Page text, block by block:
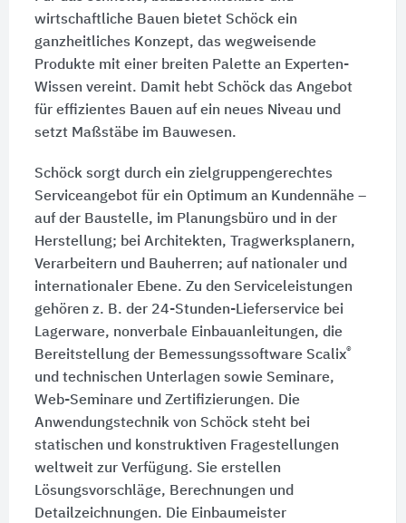
wirtschaftliche Bauen bietet Schöck ein
ganzheitliches Konzept, das wegweisende
Produkte mit einer breiten Palette an Experten-
Wissen vereint. Damit hebt Schöck das Angebot
für effizientes Bauen auf ein neues Niveau und
setzt Maßstäbe im Bauwesen.
Schöck sorgt durch ein zielgruppengerechtes
Serviceangebot für ein Optimum an Kundennähe –
auf der Baustelle, im Planungsbüro und in der
Herstellung; bei Architekten, Tragwerksplanern,
Verarbeitern und Bauherren; auf nationaler und
internationaler Ebene. Zu den Serviceleistungen
gehören z. B. der 24-Stunden-Lieferservice bei
Lagerware, nonverbale Einbauanleitungen, die
Bereitstellung der Bemessungssoftware Scalix®
und technischen Unterlagen sowie Seminare,
Web-Seminare und Zertifizierungen. Die
Anwendungstechnik von Schöck steht bei
statischen und konstruktiven Fragestellungen
weltweit zur Verfügung. Sie erstellen
Lösungsvorschläge, Berechnungen und
Detailzeichnungen. Die Einbaumeister